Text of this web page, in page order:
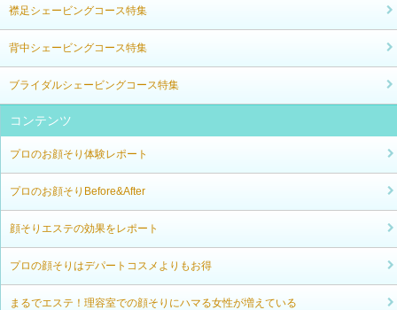
襟足シェービングコース特集
背中シェービングコース特集
ブライダルシェービングコース特集
コンテンツ
プロのお顔そり体験レポート
プロのお顔そりBefore&After
顔そりエステの効果をレポート
プロの顔そりはデパートコスメよりもお得
まるでエステ！理容室での顔そりにハマる女性が増えている